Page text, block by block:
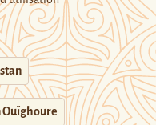
Ouïghoure